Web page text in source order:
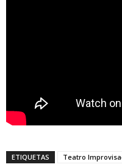
ETIQUETAS Teatro